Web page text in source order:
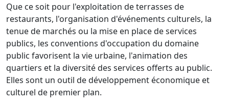
Que ce soit pour l'exploitation de terrasses de
restaurants, l'organisation d'événements culturels, la
tenue de marchés ou la mise en place de services
publics, les conventions d'occupation du domaine
public favorisent la vie urbaine, l'animation des
quartiers et la diversité des services offerts au public.
Elles sont un outil de développement économique et
culturel de premier plan.